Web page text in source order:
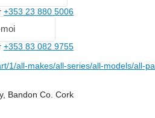
+353 23 880 5006
+353 83 082 9755
1/all-makes/all-series/all-models/all-
Bandon Co. Cork